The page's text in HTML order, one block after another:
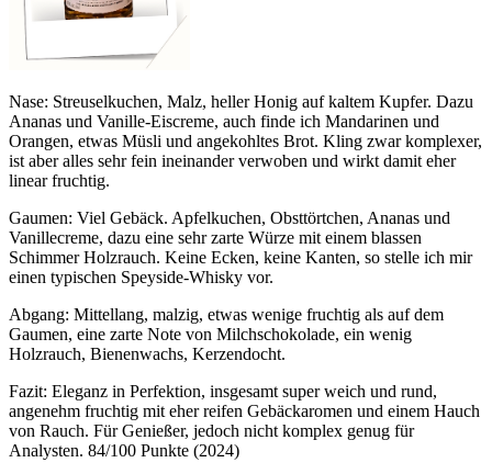
Nase: Streuselkuchen, Malz, heller Honig auf kaltem Kupfer. Dazu
Ananas und Vanille-Eiscreme, auch finde ich Mandarinen und
Orangen, etwas Müsli und angekohltes Brot. Kling zwar komplexer,
ist aber alles sehr fein ineinander verwoben und wirkt damit eher
linear fruchtig.
Gaumen: Viel Gebäck. Apfelkuchen, Obsttörtchen, Ananas und
Vanillecreme, dazu eine sehr zarte Würze mit einem blassen
Schimmer Holzrauch. Keine Ecken, keine Kanten, so stelle ich mir
einen typischen Speyside-Whisky vor.
Abgang: Mittellang, malzig, etwas wenige fruchtig als auf dem
Gaumen, eine zarte Note von Milchschokolade, ein wenig
Holzrauch, Bienenwachs, Kerzendocht.
Fazit: Eleganz in Perfektion, insgesamt super weich und rund,
angenehm fruchtig mit eher reifen Gebäckaromen und einem Hauch
von Rauch. Für Genießer, jedoch nicht komplex genug für
Analysten. 84/100 Punkte (2024)